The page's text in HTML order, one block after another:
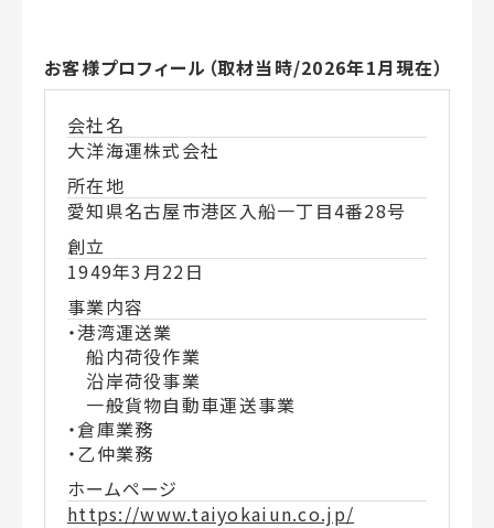
お客様プロフィール（取材当時/2026年1月現在）
会社名
大洋海運株式会社
所在地
愛知県名古屋市港区入船一丁目4番28号
創立
1949年3月22日
事業内容
・港湾運送業
船内荷役作業
沿岸荷役事業
一般貨物自動車運送事業
・倉庫業務
・乙仲業務
ホームページ
https://www.taiyokaiun.co.jp/